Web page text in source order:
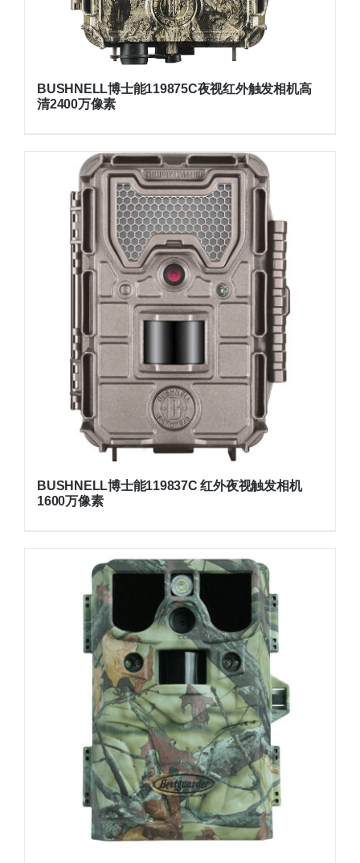
BUSHNELL博士能119875C夜视红外触发相机高
清2400万像素
BUSHNELL博士能119837C 红外夜视触发相机
1600万像素